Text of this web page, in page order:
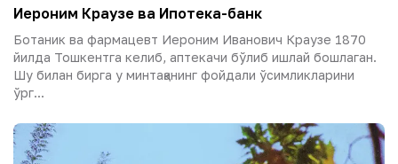
Иероним Краузе ва Ипотека-банк
Ботаник ва фармацевт Иероним Иванович Краузе 1870
йилда Тошкентга келиб, аптекачи бўлиб ишлай бошлаган.
Шу билан бирга у минтақанинг фойдали ўсимликларини
ўрг...